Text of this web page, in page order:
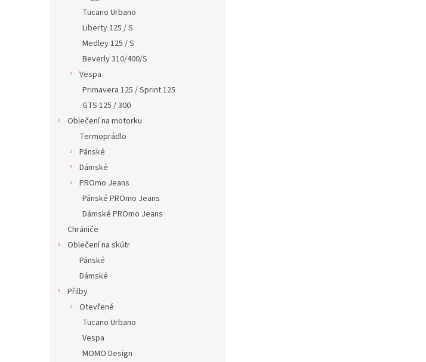
Tucano Urbano
Liberty 125 / S
Medley 125 / S
Beverly 310/400/S
Vespa
Primavera 125 / Sprint 125
GTS 125 / 300
Oblečení na motorku
Termoprádlo
Pánské
Dámské
PROmo Jeans
Pánské PROmo Jeans
Dámské PROmo Jeans
Chrániče
Oblečení na skútr
Pánské
Dámské
Přilby
Otevřené
Tucano Urbano
Vespa
MOMO Design